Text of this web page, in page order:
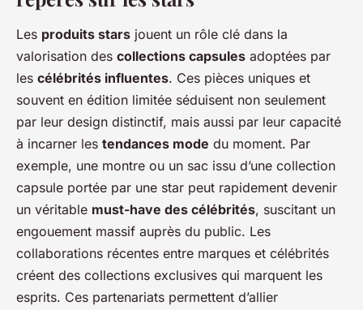
Les produits stars jouent un rôle clé dans la
valorisation des collections capsules adoptées par
les célébrités influentes. Ces pièces uniques et
souvent en édition limitée séduisent non seulement
par leur design distinctif, mais aussi par leur capacité
à incarner les tendances mode du moment. Par
exemple, une montre ou un sac issu d’une collection
capsule portée par une star peut rapidement devenir
un véritable must-have des célébrités, suscitant un
engouement massif auprès du public. Les
collaborations récentes entre marques et célébrités
créent des collections exclusives qui marquent les
esprits. Ces partenariats permettent d’allier